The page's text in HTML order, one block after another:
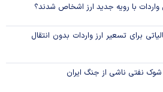
با رویه جدید ارز اشخاص شدند؟
برای تسعیر ارز واردات بدون انتقال
شوک نفتی ناشی از جنگ ایران